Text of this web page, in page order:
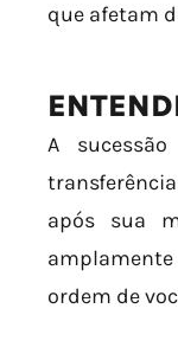
que afetam
A
após sua
amplamente
ordem de